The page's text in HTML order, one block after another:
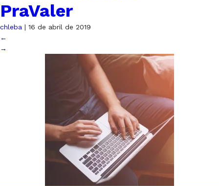
PraValer
chleba | 16 de abril de 2019
←
→